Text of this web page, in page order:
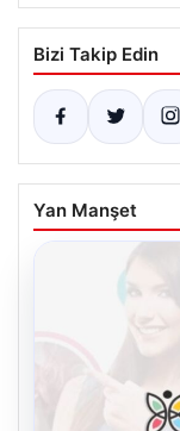
Bizi Takip Edin
Yan Manşet